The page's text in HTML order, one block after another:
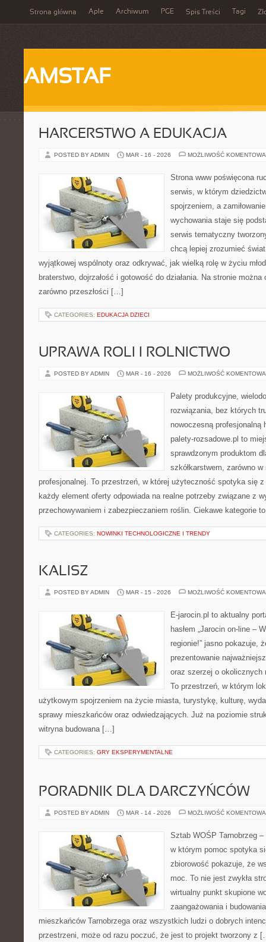
Strona główna Aple Archiwum PGE Spis Treści Tagi
AMSTAF
HARCERSTWO A EDUKACJA
POSTED BY ADMIN MAR - 16 - 2026 MOŻLIWOŚĆ
Strona www poświęcona
serwis, w którym
spojrzeniem, a
wychowania staje się
serwis tematyczny
chcą lepiej zrozumieć
wyjątkowej wspólnoty oraz odkrywać, jak wielką rolę w życiu
braterstwo, dojrzałość i gotowość do działania. Na stronie
zarówno przeszłości […]
CATEGORIES: EDUKACJA DZIECI
UPRAWA ROLI I ROLNICTWO
POSTED BY ADMIN MAR - 16 - 2026 MOŻLIWOŚĆ
Palety produkcyjne,
rozwiązania, bez których
nowoczesną profesjonalną
palety-rozsadowe.pl to
sprawdzonym produktom
szkółkarstwem, zarówno
profesjonalnej. To przestrzeń, w której użyteczność spotyka się
każdy element oferty odpowiada na realne potrzeby związane z
przechowywaniem i zabezpieczaniem roślin. Ciekawe kategorie
CATEGORIES: NOWINKI TECHNOLOGICZNE I TRENDY
KALISZ
POSTED BY ADMIN MAR - 15 - 2026 MOŻLIWOŚĆ
E-jarocin.pl to aktualny
hasłem „Jarocin on-line –
regionie!” jasno pokazuje,
prezentowanie
oraz szerzej o okolicznych
To przestrzeń, w którym
użytkowym spojrzeniem na życie miasta, turystykę, kulturę,
sprawy mieszkańców oraz odwiedzających. Już na poziomie
witryna budowana […]
CATEGORIES: GRY EKSPERYMENTALNE
PORADNIK DLA DARCZYŃCÓW
POSTED BY ADMIN MAR - 14 - 2026 MOŻLIWOŚĆ
Sztab WOŚP Tarnobrzeg
w którym pomoc spotyka
zbiorowość pokazuje, że
moc. To nie jest zwykła
wirtualny punkt skupione
zaangażowania i
mieszkańców Tarnobrzega oraz wszystkich ludzi o dobrych
przestrzeni, może od razu poczuć, że jest to projekt tworzony z